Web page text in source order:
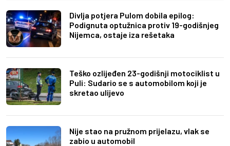
Divlja potjera Pulom dobila epilog:
Podignuta optužnica protiv 19-godišnjeg
Nijemca, ostaje iza rešetaka
Teško ozlijeđen 23-godišnji motociklist u
Puli: Sudario se s automobilom koji je
skretao ulijevo
Nije stao na pružnom prijelazu, vlak se
zabio u automobil